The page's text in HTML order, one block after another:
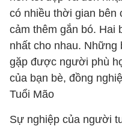
có nhiều thời gian bên
cảm thêm gắn bó. Hai
nhất cho nhau. Những
gặp được người phù
của bạn bè, đồng
Tuổi Mão
Sự nghiệp của người